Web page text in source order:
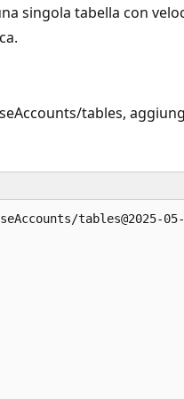
singola tabella con
tables,
tables@2025-